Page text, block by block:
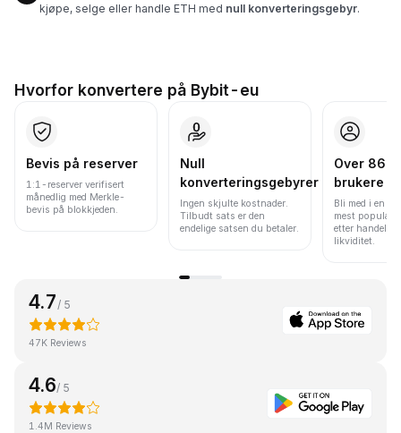
kjøpe, selge eller handle ETH med null konverteringsgebyr.
Hvorfor konvertere på Bybit-eu
Bevis på reserver
1:1-reserver verifisert
månedlig med Merkle-
bevis på blokkjeden.
Null
konverteringsgebyrer
Ingen skjulte kostnader.
Tilbudt sats er den
endelige satsen du betaler.
Over 86
brukere
Bli med i en av
mest
etter
likviditet.
4.7 / 5
47K Reviews
4.6/ 5
1.4M Reviews